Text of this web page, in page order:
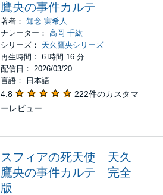
鷹央の事件カルテ
著者：知念 実希人
ナレーター：高岡 千紘
シリーズ： 天久鷹央シリーズ
再生時間： 6 時間 16 分
配信日： 2026/03/20
言語： 日本語
4.8
222件のカスタマ
ーレビュー
スフィアの死天使 天久
鷹央の事件カルテ 完全
版